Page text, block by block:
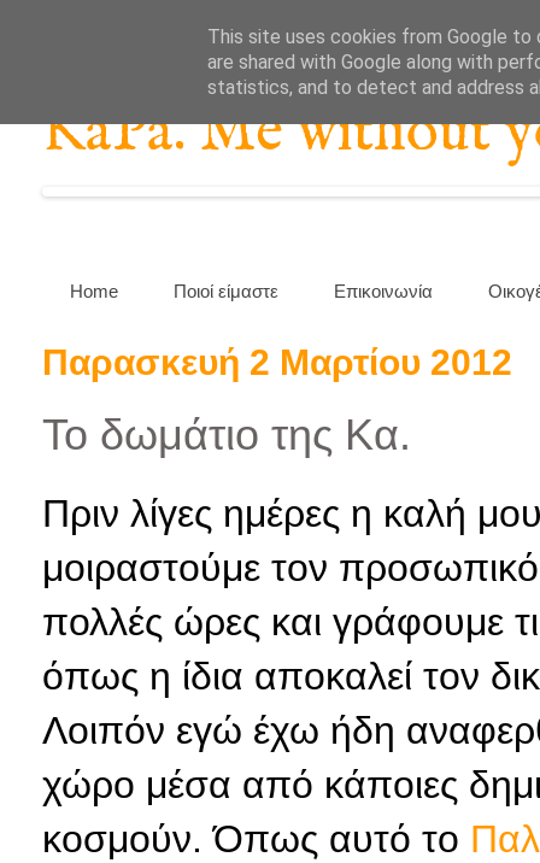
KaPa. Me without
Home Ποιοί είμαστε Επικοινωνία
Παρασκευή 2 Μαρτίου 2012
Το δωμάτιο της Κα.
Πριν λίγες ημέρες η καλή
μοιραστούμε τον
πολλές ώρες και γράφουμε
όπως η ίδια αποκαλεί τον
Λοιπόν εγώ έχω ήδη
χώρο μέσα από κάποιες
κοσμούν. Όπως αυτό το
This site uses cookies from Google to
are shared with Google along with
statistics, and to detect and address